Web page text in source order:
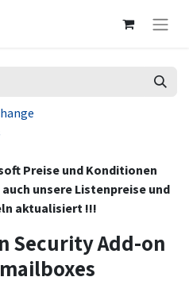
Preise und Konditionen
unsere Listenpreise und
aktualisiert !!!
Security Add-on